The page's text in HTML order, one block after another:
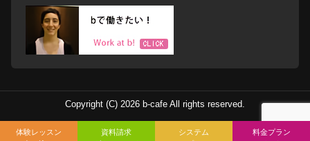
Copyright (C) 2026 b-cafe All rights reserved.
体験レッスン
資料請求
システム
料金プラン